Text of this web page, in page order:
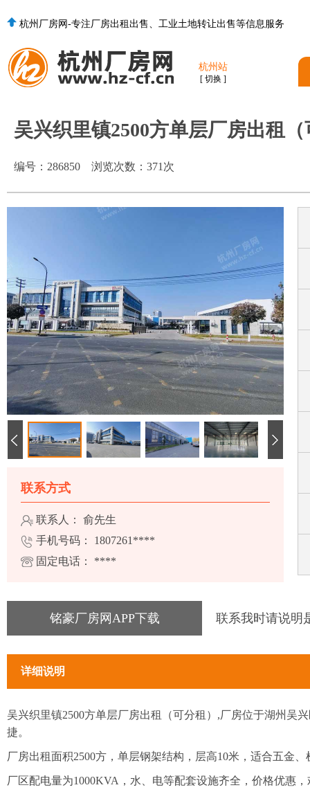
杭州厂房网-专注厂房出租出售、工业土地转让出售等信息服务
杭州站
[ 切换 ]
吴兴织里镇2500方单层厂房出租
编号： 286850 浏览次数： 371 次
联系方式
联系人： 俞先生
手机号码： 1807261****
固定电话： ****
铭豪厂房网APP下载 联系我时请说明
详细说明
吴兴织里镇2500方单层厂房出租（可分租）,厂房位于湖州吴
捷。
厂房出租面积2500方，单层钢架结构，层高10米，适合五金
厂区配电量为1000KVA，水、电等配套设施齐全，价格优惠